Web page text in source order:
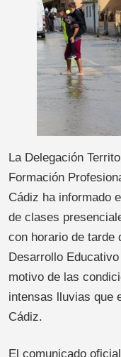
La Delegación
Formación
Cádiz ha informado
de clases
con horario de tarde
Desarrollo
motivo de las
intensas lluvias que
Cádiz.
El comunicado